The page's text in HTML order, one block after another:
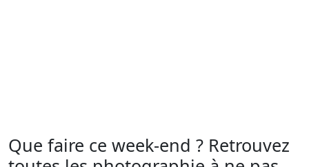
Que faire ce week-end ? Retrouvez